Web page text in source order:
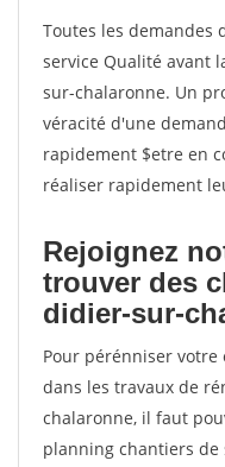
Toutes les demandes
service Qualité avant
sur-chalaronne. Un
véracité d'une
rapidement $etre en
réaliser rapidement
Rejoignez
trouver des
didier-sur-
Pour pérénniser
dans les travaux de
chalaronne, il faut
planning chantiers